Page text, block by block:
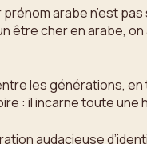
arabe n’est
être cher en arabe,
les générations,
: il incarne toute
audacieuse